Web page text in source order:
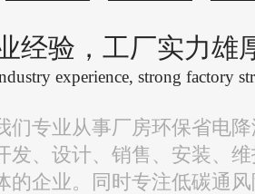
经验，工厂实力雄
experience, strong factory
们专业从事厂房环保省电
发、设计、销售、安装、
的企业。同时专注低碳通